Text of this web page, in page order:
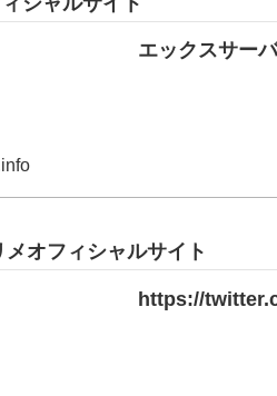
エックスサー
オフィシャルサイト
https://